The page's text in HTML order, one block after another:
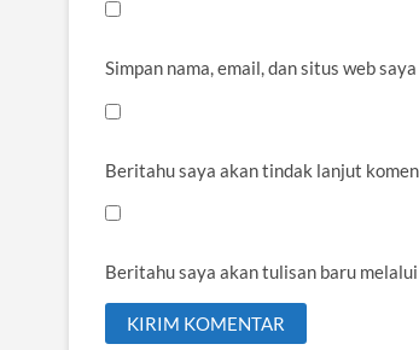
Simpan nama, email, dan situs web
Beritahu saya akan tindak lanjut
Beritahu saya akan tulisan baru